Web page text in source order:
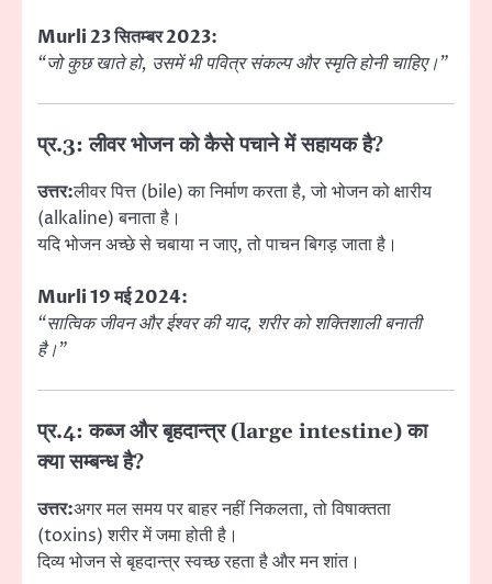
Murli 23 सितम्बर 2023:
“जो कुछ खाते हो, उसमें भी पवित्र संकल्प और स्मृति होनी चाहिए।”
प्र.3: लीवर भोजन को कैसे पचाने में सहायक है?
उत्तर:लीवर पित्त (bile) का निर्माण करता है, जो भोजन को क्षारीय
(alkaline) बनाता है।
यदि भोजन अच्छे से चबाया न जाए, तो पाचन बिगड़ जाता है।
Murli 19 मई 2024:
“सात्विक जीवन और ईश्वर की याद, शरीर को शक्तिशाली बनाती
है।”
प्र.4: कब्ज और बृहदान्त्र (large intestine) का
क्या सम्बन्ध है?
उत्तर:अगर मल समय पर बाहर नहीं निकलता, तो विषाक्तता
(toxins) शरीर में जमा होती है।
दिव्य भोजन से बृहदान्त्र स्वच्छ रहता है और मन शांत।